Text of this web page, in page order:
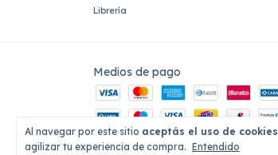
Al navegar por este sitio aceptás el uso de cookies
agilizar tu experiencia de compra. Entendido
Librería
Medios de pago